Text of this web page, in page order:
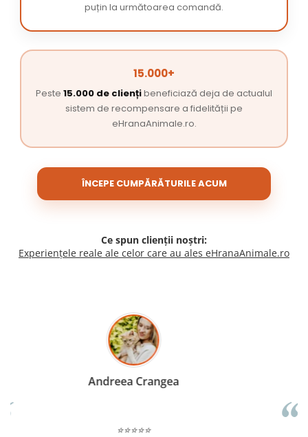
puțin la următoarea comandă.
15.000+
Peste 15.000 de cliențibeneficiază deja de actualul
sistem de recompensare a fidelității pe
eHranaAnimale.ro.
ÎNCEPE CUMPĂRĂTURILE ACUM
Ce spun clienții noștri:
Experiențele reale ale celor care au ales eHranaAnimale.ro
Madalina Stancea
⭐⭐⭐⭐⭐